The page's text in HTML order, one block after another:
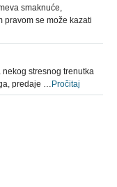
smaknuće,
pravom se može kazati
stresnog trenutka
predaje … Pročitaj